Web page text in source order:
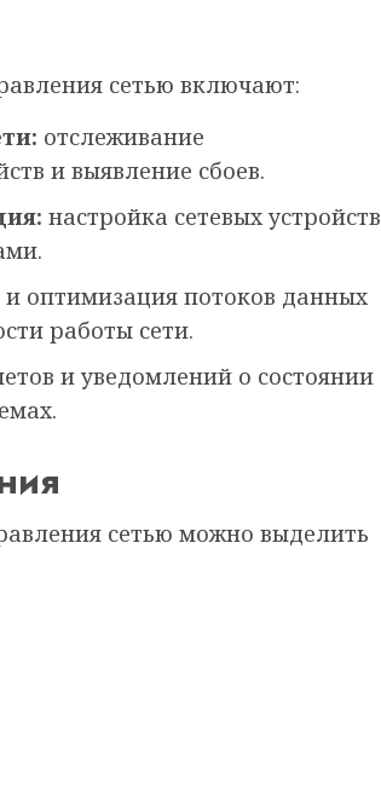
сетью включают:
отслеживание
и выявление сбоев.
настройка сетевых устройств
и оптимизация потоков данных
работы сети.
и уведомлений о состоянии
сетью можно выделить